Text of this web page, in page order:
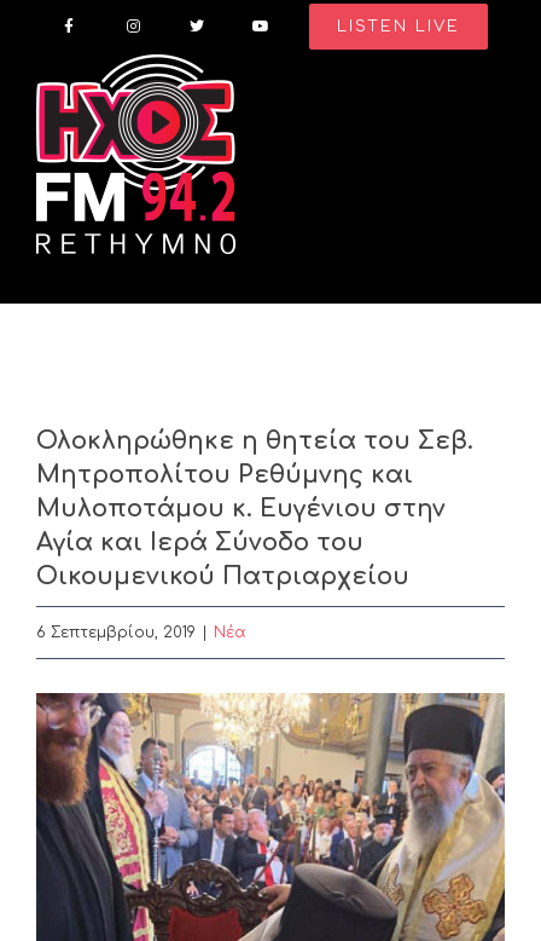
content
LISTEN LIVE
Ολοκληρώθηκε η θητεία του Σεβ.
Μητροπολίτου Ρεθύμνης και
Μυλοποτάμου κ. Ευγένιου στην
Αγία και Ιερά Σύνοδο του
Οικουμενικού Πατριαρχείου
6 Σεπτεμβρίου, 2019 Nέα
View
Larger
Image